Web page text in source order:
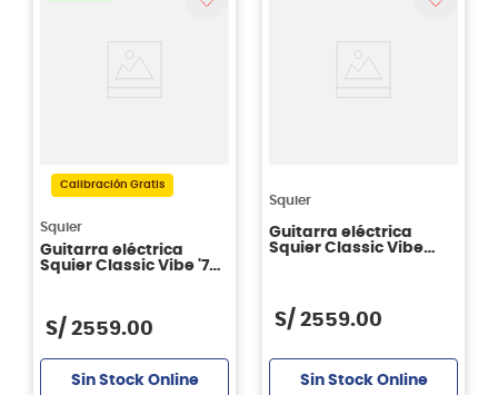
Calibración Gratis
Squier
Guitarra eléctrica
Squier Classic Vibe '70s
S/ 2559.00
Sin Stock Online
Squier
Guitarra eléctrica
Squier Classic Vibe
S/ 2559.00
Sin Stock Online